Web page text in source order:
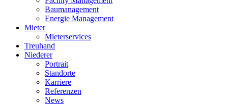
Baumanagement
Energie Management
Mieter
Mieterservices
Treuhand
Niederer
Portrait
Standorte
Karriere
Referenzen
News